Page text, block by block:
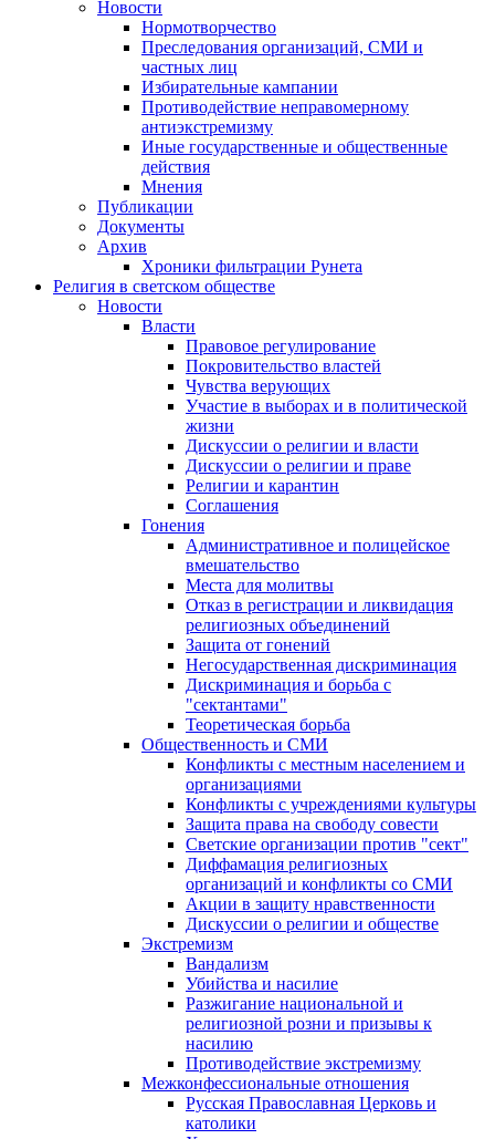
Новости
Нормотворчество
Преследования организаций, СМИ и
частных лиц
Избирательные кампании
Противодействие неправомерному
антиэкстремизму
Иные государственные и общественные
действия
Мнения
Публикации
Документы
Архив
Хроники фильтрации Рунета
Религия в светском обществе
Новости
Власти
Правовое регулирование
Покровительство властей
Чувства верующих
Участие в выборах и в политической
жизни
Дискуссии о религии и власти
Дискуссии о религии и праве
Религии и карантин
Соглашения
Гонения
Административное и полицейское
вмешательство
Места для молитвы
Отказ в регистрации и ликвидация
религиозных объединений
Защита от гонений
Негосударственная дискриминация
Дискриминация и борьба с
"сектантами"
Теоретическая борьба
Общественность и СМИ
Конфликты с местным населением и
организациями
Конфликты с учреждениями культуры
Защита права на свободу совести
Светские организации против "сект"
Диффамация религиозных
организаций и конфликты со СМИ
Акции в защиту нравственности
Дискуссии о религии и обществе
Экстремизм
Вандализм
Убийства и насилие
Разжигание национальной и
религиозной розни и призывы к
насилию
Противодействие экстремизму
Межконфессиональные отношения
Русская Православная Церковь и
католики